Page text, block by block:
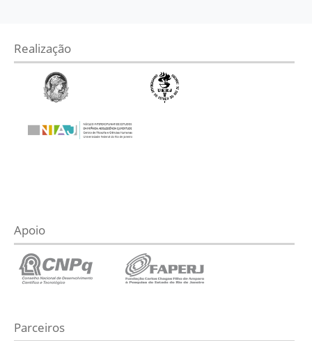
Realização
Apoio
Parceiros